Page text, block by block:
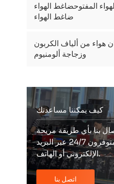
المفتوحضاغط الهواء
ضاغط الهواء
هواء من ألياف الكربون
وزجاجة ألومنيوم
كيف يمكننا مساعدتك
بنا بأي طريقة مريحة
لك. نحن متوفرون 24/7 عبر البريد
الإلكتروني أو الهاتف.
اتصل بنا